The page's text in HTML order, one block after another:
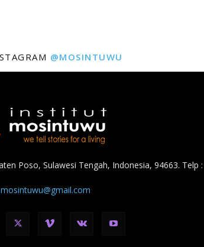
@MOSINTUWU
Poso, Sulawesi Tengah, Indonesia, 94663. Telp
mosintuwu@gmail.com